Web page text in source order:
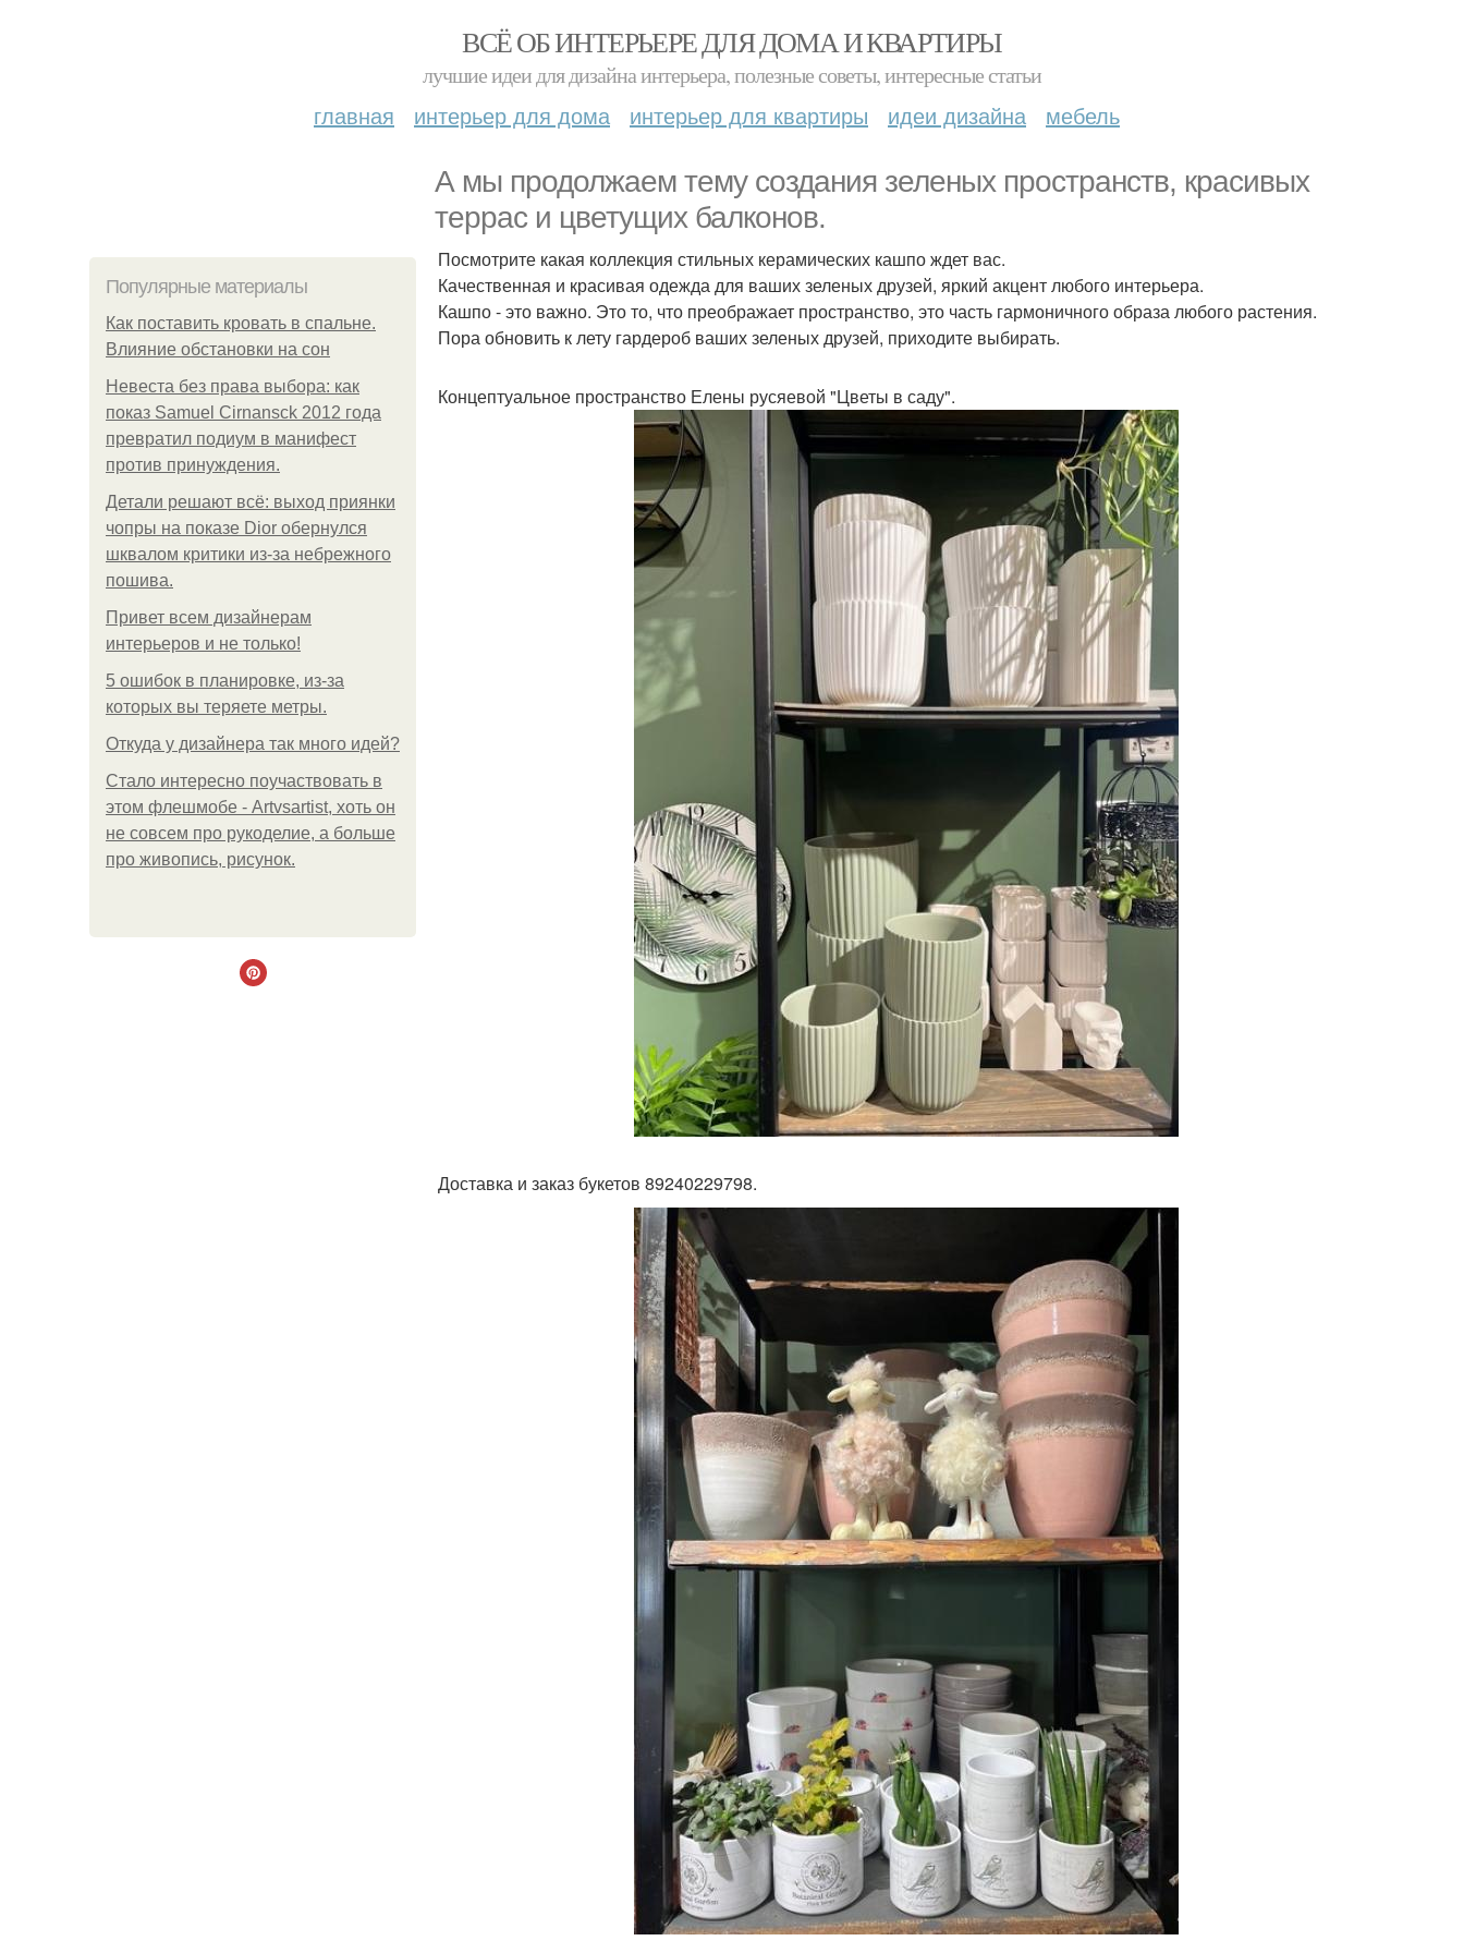
ВСЁ ОБ ИНТЕРЬЕРЕ ДЛЯ ДОМА И КВАРТИРЫ
лучшие идеи для дизайна интерьера, полезные советы, интересные статьи
главная интерьер для дома интерьер для квартиры идеи дизайна мебель
А мы продолжаем тему создания зеленых пространств, красивых
террас и цветущих балконов.
Популярные материалы
Как поставить кровать в спальне.
Влияние обстановки на сон
Невеста без права выбора: как
показ Samuel Cirnansck 2012 года
превратил подиум в манифест
против принуждения.
Детали решают всё: выход приянки
чопры на показе Dior обернулся
шквалом критики из-за небрежного
пошива.
Привет всем дизайнерам
интерьеров и не только!
5 ошибок в планировке, из-за
которых вы теряете метры.
Откуда у дизайнера так много идей?
Стало интересно поучаствовать в
этом флешмобе - Artvsartist, хоть он
не совсем про рукоделие, а больше
про живопись, рисунок.
Посмотрите какая коллекция стильных керамических кашпо ждет вас.
Качественная и красивая одежда для ваших зеленых друзей, яркий акцент любого интерьера.
Кашпо - это важно. Это то, что преображает пространство, это часть гармоничного образа любого растения.
Пора обновить к лету гардероб ваших зеленых друзей, приходите выбирать.
Концептуальное пространство Елены русяевой "Цветы в саду".
Доставка и заказ букетов 89240229798.